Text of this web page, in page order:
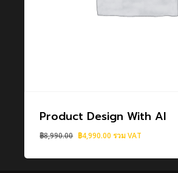
฿8,990.00 Original
price
฿8,990.00.
฿4,990.00Current
price
฿4,990.00.
รวม VAT